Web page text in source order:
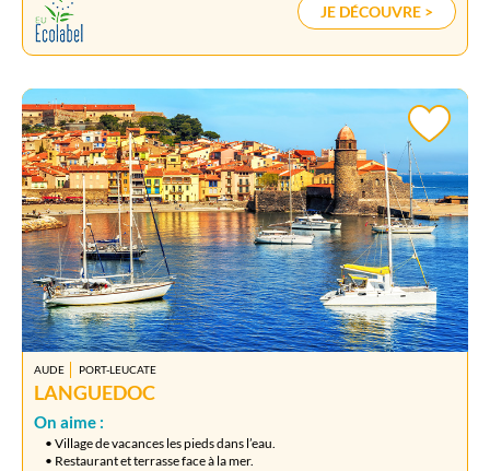
JE DÉCOUVRE >
AUDE PORT-LEUCATE
LANGUEDOC
On aime :
• Village de vacances les pieds dans l’eau.
• Restaurant et terrasse face à la mer.